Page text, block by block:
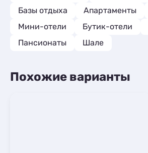
Базы отдыха
Апартаменты
Мини-отели
Бутик-отели
Пансионаты
Шале
Похожие варианты